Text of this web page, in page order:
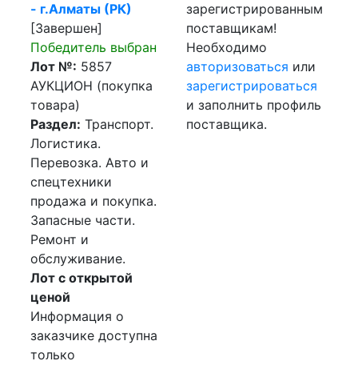
- г.Алматы (РК)
[Завершен]
Победитель выбран
Лот №: 5857
АУКЦИОН (покупка
товара)
Раздел: Транспорт.
Логистика.
Перевозка. Авто и
спецтехники
продажа и покупка.
Запасные части.
Ремонт и
обслуживание.
Лот с открытой
ценой
Информация о
заказчике доступна
только
зарегистрированным
поставщикам!
Необходимо
авторизоваться или
зарегистрироваться
и заполнить профиль
поставщика.